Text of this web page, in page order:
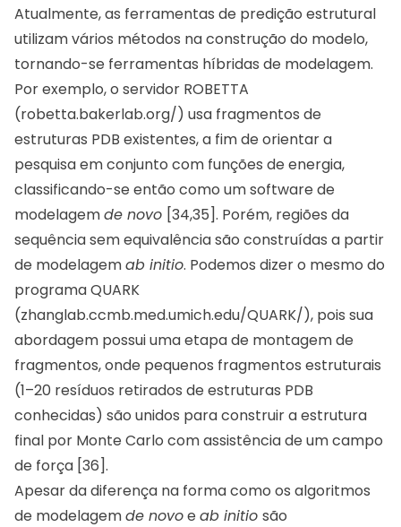
Atualmente, as ferramentas de predição estrutural
utilizam vários métodos na construção do modelo,
tornando-se ferramentas híbridas de modelagem.
Por exemplo, o servidor ROBETTA
(robetta.bakerlab.org/) usa fragmentos de
estruturas PDB existentes, a fim de orientar a
pesquisa em conjunto com funções de energia,
classificando-se então como um software de
modelagemde novo [34,35]. Porém, regiões da
sequência sem equivalência são construídas a partir
de modelagemab initio. Podemos dizer o mesmo do
programa QUARK
(zhanglab.ccmb.med.umich.edu/QUARK/), pois sua
abordagem possui uma etapa de montagem de
fragmentos, onde pequenos fragmentos estruturais
(1–20 resíduos retirados de estruturas PDB
conhecidas) são unidos para construir a estrutura
final por Monte Carlo com assistência de um campo
de força [36].
Apesar da diferença na forma como os algoritmos
de modelagemde novoe ab initio são